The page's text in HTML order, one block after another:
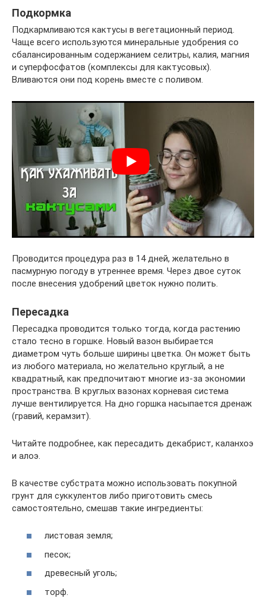
Подкормка
Подкармливаются кактусы в вегетационный период.
Чаще всего используются минеральные удобрения со
сбалансированным содержанием селитры, калия, магния
и суперфосфатов (комплексы для кактусовых).
Вливаются они под корень вместе с поливом.
Проводится процедура раз в 14 дней, желательно в
пасмурную погоду в утреннее время. Через двое суток
после внесения удобрений цветок нужно полить.
Пересадка
Пересадка проводится только тогда, когда растению
стало тесно в горшке. Новый вазон выбирается
диаметром чуть больше ширины цветка. Он может быть
из любого материала, но желательно круглый, а не
квадратный, как предпочитают многие из-за экономии
пространства. В круглых вазонах корневая система
лучше вентилируется. На дно горшка насыпается дренаж
(гравий, керамзит).
Читайте подробнее, как пересадить декабрист, каланхоэ
и алоэ.
В качестве субстрата можно использовать покупной
грунт для суккулентов либо приготовить смесь
самостоятельно, смешав такие ингредиенты:
листовая земля;
песок;
древесный уголь;
торф.